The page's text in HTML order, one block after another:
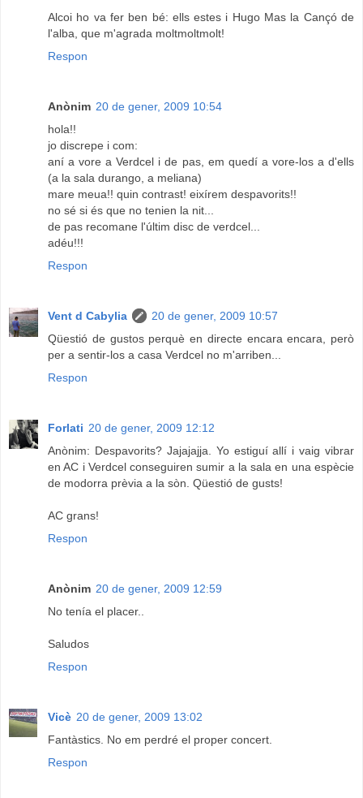
Alcoi ho va fer ben bé: ells estes i Hugo Mas la Cançó de
l'alba, que m'agrada moltmoltmolt!
Respon
Anònim 20 de gener, 2009 10:54
hola!!
jo discrepe i com:
aní a vore a Verdcel i de pas, em quedí a vore-los a d'ells
(a la sala durango, a meliana)
mare meua!! quin contrast! eixírem despavorits!!
no sé si és que no tenien la nit...
de pas recomane l'últim disc de verdcel...
adéu!!!
Respon
Vent d Cabylia
20 de gener, 2009 10:57
Qüestió de gustos perquè en directe encara encara, però
per a sentir-los a casa Verdcel no m'arriben...
Respon
Forlati 20 de gener, 2009 12:12
Anònim: Despavorits? Jajajajja. Yo estiguí allí i vaig vibrar
en AC i Verdcel conseguiren sumir a la sala en una espècie
de modorra prèvia a la sòn. Qüestió de gusts!
AC grans!
Respon
Anònim 20 de gener, 2009 12:59
No tenía el placer..
Saludos
Respon
Vicè 20 de gener, 2009 13:02
Fantàstics. No em perdré el proper concert.
Respon